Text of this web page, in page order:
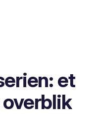
et